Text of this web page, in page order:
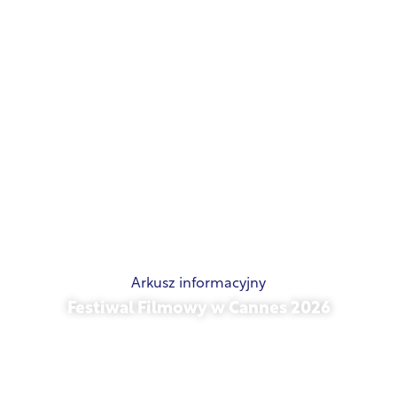
Arkusz informacyjny
Festiwal Filmowy w Cannes 2026